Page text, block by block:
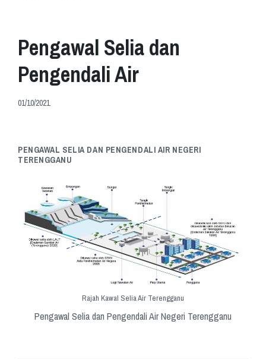
Pengawal Selia dan
Pengendali Air
01/10/2021
PENGAWAL SELIA DAN PENGENDALI AIR NEGERI
TERENGGANU
Rajah Kawal Selia Air Terengganu
Pengawal Selia dan Pengendali Air Negeri Terengganu